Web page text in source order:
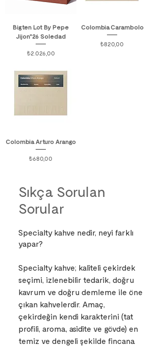
Bigten Lot By Pepe
Jijon"26 Soledad
Fiyat
₺2.026,00
Colombia Carambolo
Fiyat
₺820,00
Colombia Arturo Arango
Fiyat
₺680,00
Sıkça Sorulan
Sorular
Specialty kahve nedir, neyi farklı
yapar?
Specialty kahve; kaliteli çekirdek
seçimi, izlenebilir tedarik, doğru
kavrum ve doğru demleme ile öne
çıkan kahvelerdir. Amaç,
çekirdeğin kendi karakterini (tat
profili, aroma, asidite ve gövde) en
temiz ve dengeli şekilde fincana